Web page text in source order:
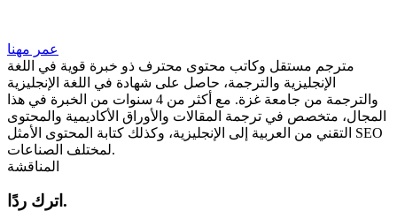
عمر مهنا
مترجم مستقل وكاتب محتوى محترف ذو خبرة قوية في اللغة
الإنجليزية والترجمة، حاصل على شهادة في اللغة الإنجليزية
والترجمة من جامعة غزة. مع أكثر من 4 سنوات من الخبرة في هذا
المجال، متخصص في ترجمة المقالات والأوراق الأكاديمية والمحتوى
التقني من العربية إلى الإنجليزية، وكذلك كتابة المحتوى الأمثل SEO
لمختلف الصناعات.
المناقشة
اترك ردًا.